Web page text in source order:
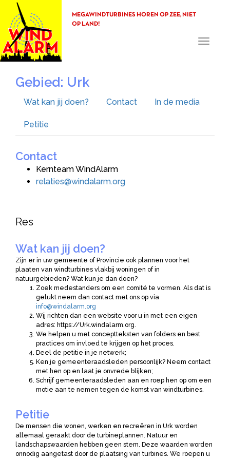
MEGAWINDTURBINES HOREN OP ZEE, NIET
OP LAND!
Toggle
Gebied: Urk
Wat kan jij doen? Contact In de media
Petitie
Contact
Kernteam WindAlarm
relaties@windalarm.org
Res
Wat kan jij doen?
Zijn er in uw gemeente of Provincie ook plannen voor het
plaaten van windturbines vlakbij woningen of in
natuurgebieden? Wat kun je dan doen?
Zoek medestanders om een comité te vormen. Als dat is
gelukt neem dan contact met ons op via
info@windalarm.org
Wij richten dan een website voor u in met een eigen
adres: https://Urk.windalarm.org.
We helpen u met conceptteksten van folders en best
practices om invloed te krijgen op het proces.
Deel de petitie in je netwerk;
Ken je gemeenteraadsleden persoonlijk? Neem contact
met hen op en laat je onvrede blijken;
Schrijf gemeenteraadsleden aan en roep hen op om een
motie aan te nemen tegen de komst van windturbines.
Petitie
De mensen die wonen, werken en recreëren in Urk worden
allemaal geraakt door de turbineplannen. Natuur en
landschapswaarden hebben geen stem. Deze waarden worden
onnodig aangetast door de plaatsing van turbines. We roepen u